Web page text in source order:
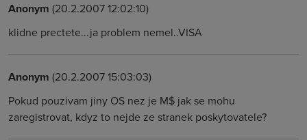
Anonym (20.2.2007 12:02:10)
klidne prectete...ja problem nemel..VISA
Anonym (20.2.2007 15:03:03)
Pokud pouzivam jiny OS nez je M$ jak se mohu
zaregistrovat, kdyz to nejde ze stranek poskytovatele?